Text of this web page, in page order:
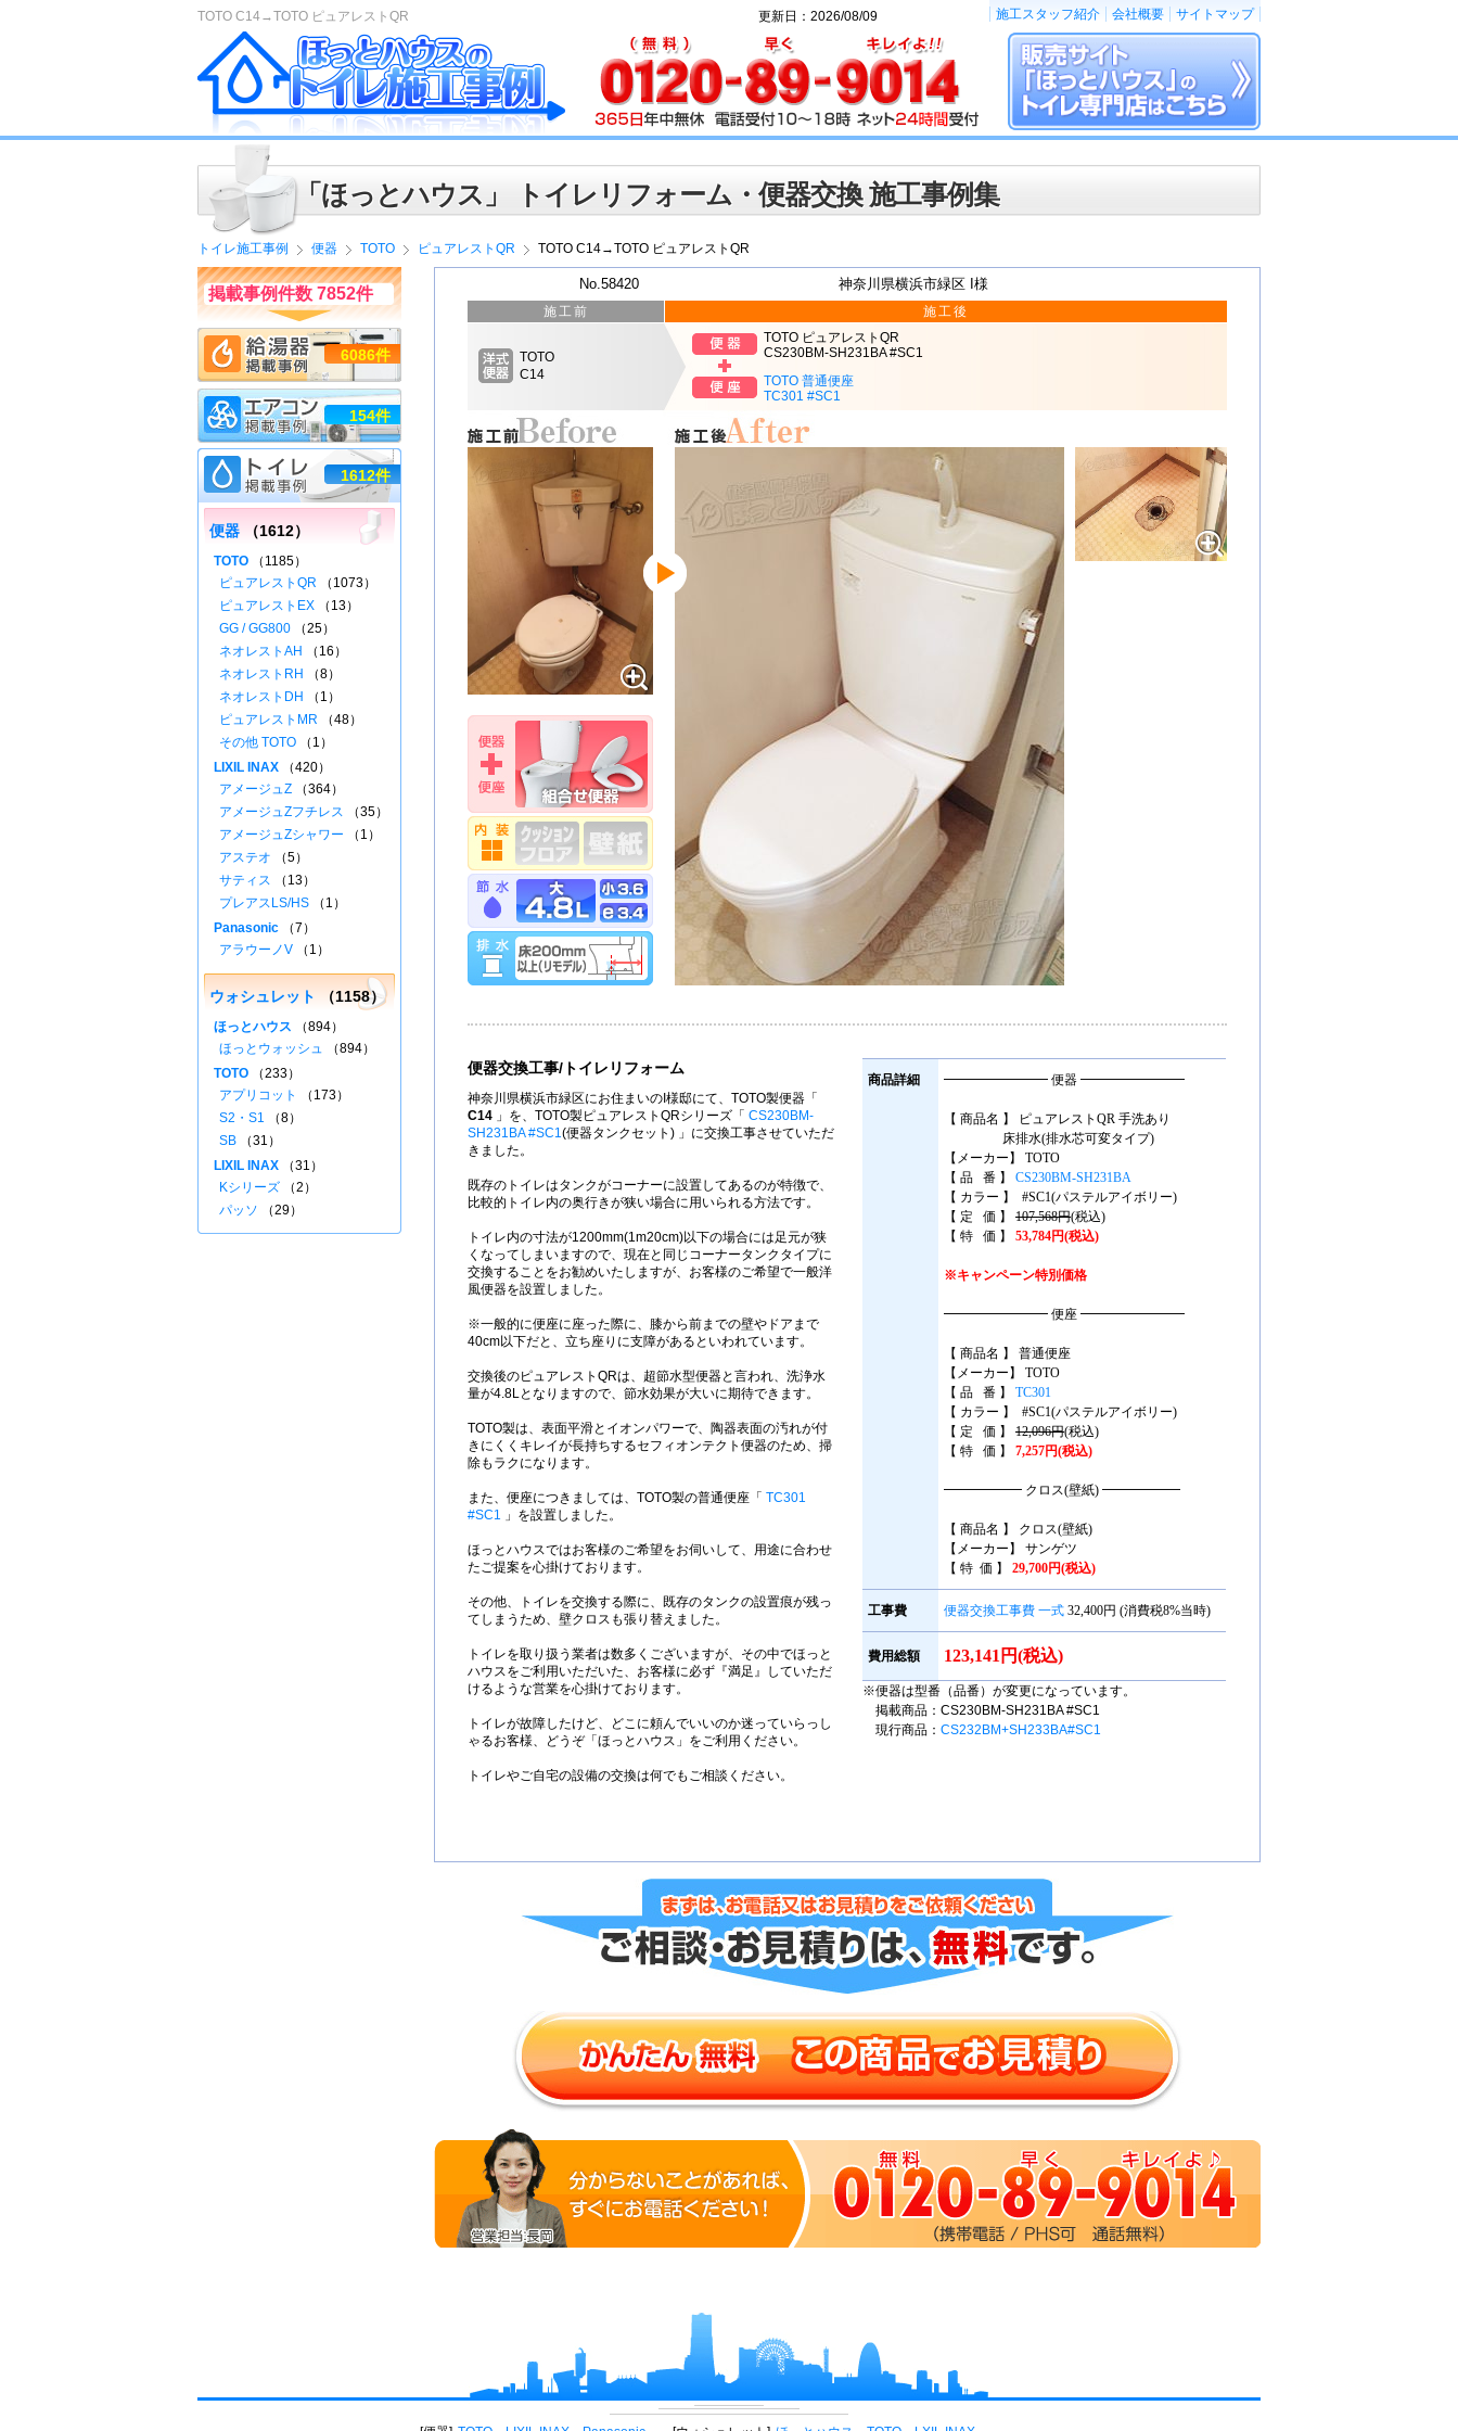
TOTO C14→TOTO ピュアレストQR
「ほっとハウス」 トイレリフォーム・便器交換 施工事例集
トイレ施工事例 便器 TOTO ピュアレストQR TOTO C14→TOTO ピュアレストQR
No.58420 神奈川県横浜市緑区 I様
施工前
TOTO
C14
施工後
TOTO ピュアレストQR
CS230BM-SH231BA #SC1
TOTO 普通便座
TC301 #SC1
便器交換工事/トイレリフォーム
神奈川県横浜市緑区にお住まいのI様邸にて、TOTO製便器「
C14 」を、TOTO製ピュアレストQRシリーズ「 CS230BM-
SH231BA #SC1(便器タンクセット) 」に交換工事させていただ
きました。
既存のトイレはタンクがコーナーに設置してあるのが特徴で、
比較的トイレ内の奥行きが狭い場合に用いられる方法です。
トイレ内の寸法が1200mm(1m20cm)以下の場合には足元が狭
くなってしまいますので、現在と同じコーナータンクタイプに
交換することをお勧めいたしますが、お客様のご希望で一般洋
風便器を設置しました。
※一般的に便座に座った際に、膝から前までの壁やドアまで
40cm以下だと、立ち座りに支障があるといわれています。
交換後のピュアレストQRは、超節水型便器と言われ、洗浄水
量が4.8Lとなりますので、節水効果が大いに期待できます。
TOTO製は、表面平滑とイオンパワーで、陶器表面の汚れが付
きにくくキレイが長持ちするセフィオンテクト便器のため、掃
除もラクになります。
また、便座につきましては、TOTO製の普通便座「 TC301
#SC1 」を設置しました。
ほっとハウスではお客様のご希望をお伺いして、用途に合わせ
たご提案を心掛けております。
その他、トイレを交換する際に、既存のタンクの設置痕が残っ
てしまうため、壁クロスも張り替えました。
トイレを取り扱う業者は数多くございますが、その中でほっと
ハウスをご利用いただいた、お客様に必ず『満足』していただ
けるような営業を心掛けております。
トイレが故障したけど、どこに頼んでいいのか迷っていらっし
ゃるお客様、どうぞ「ほっとハウス」をご利用ください。
トイレやご自宅の設備の交換は何でもご相談ください。
商品詳細 ━━━━━━━━ 便器 ━━━━━━━━
【 商品名 】 ピュアレストQR 手洗あり
床排水(排水芯可変タイプ)
【メーカー】 TOTO
【 品 番 】 CS230BM-SH231BA
【 カラー 】 #SC1(パステルアイボリー)
【 定 価 】 107,568円(税込)
【 特 価 】 53,784円(税込)
※キャンペーン特別価格
━━━━━━━━ 便座 ━━━━━━━━
【 商品名 】 普通便座
【メーカー】 TOTO
【 品 番 】 TC301
【 カラー 】 #SC1(パステルアイボリー)
【 定 価 】 12,096円(税込)
【 特 価 】 7,257円(税込)
━━━━━━ クロス(壁紙) ━━━━━━
【 商品名 】 クロス(壁紙)
【メーカー】 サンゲツ
【 特 価 】 29,700円(税込)
工事費 便器交換工事費 一式 32,400円 (消費税8%当時)
費用総額 123,141円(税込)
※便器は型番（品番）が変更になっています。
掲載商品：CS230BM-SH231BA #SC1
現行商品： CS232BM+SH233BA#SC1
掲載事例件数 7852件
6086件
154件
1612件
便器 （1612）
TOTO （1185）
ピュアレストQR （1073）
ピュアレストEX （13）
GG / GG800 （25）
ネオレストAH
（16）
ネオレストRH
（8）
ネオレストDH
（1）
ピュアレストMR （48）
その他 TOTO （1）
LIXIL INAX （420）
アメージュZ （364）
アメージュZフチレス （35）
アメージュZシャワー （1）
アステオ （5）
サティス （13）
プレアスLS/HS （1）
Panasonic （7）
アラウーノV （1）
ウォシュレット （1158）
ほっとハウス （894）
ほっとウォッシュ （894）
TOTO （233）
アプリコット
（173）
S2・S1 （8）
SB （31）
LIXIL INAX （31）
Kシリーズ （2）
パッソ （29）
更新日：2026/08/09 施工スタッフ紹介 会社概要 サイトマップ